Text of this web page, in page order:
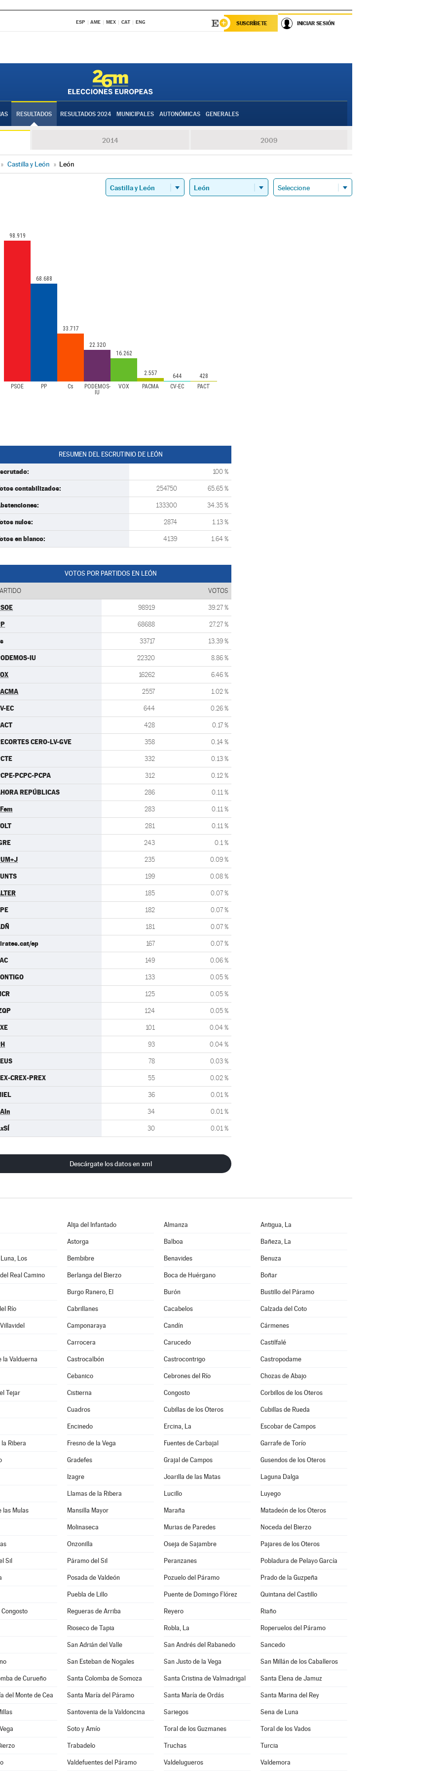
ESP AME MEX CAT ENG SUSCRÍBETE INICIAR SESIÓN
RESULTADOS RESULTADOS 2024 MUNICIPALES AUTONÓMICAS GENERALES
2014 2009
» Castilla y León » León
PSOE PP Cs
PODEMOS-
IU
VOX PACMA CV-EC PACT
98.919
68.688
33.717
22.320
16.262
2.557 644 428
RESUMEN DEL ESCRUTINIO DE LEÓN
100 %
contabilizados: 254750 65.65 %
133300 34.35 %
nulos: 2874 1.13 %
en blanco: 4139 1.64 %
VOTOS POR PARTIDOS EN LEÓN
VOTOS
98919 39.27 %
68688 27.27 %
33717 13.39 %
IU 22320 8.86 %
16262 6.46 %
2557 1.02 %
EC 644 0.26 %
428 0.17 %
CERO-LV-GVE 358 0.14 %
332 0.13 %
PCPC-PCPA 312 0.12 %
REPÚBLICAS 286 0.11 %
283 0.11 %
281 0.11 %
243 0.1 %
235 0.09 %
199 0.08 %
185 0.07 %
182 0.07 %
181 0.07 %
ep 167 0.07 %
149 0.06 %
133 0.05 %
125 0.05 %
124 0.05 %
101 0.04 %
93 0.04 %
78 0.03 %
CREX-PREX 55 0.02 %
36 0.01 %
34 0.01 %
30 0.01 %
Descárgate los datos en xml
Alija del Infantado Almanza Antigua, La
Astorga Balboa Bañeza, La
Los Bembibre Benavides Benuza
Real Camino Berlanga del Bierzo Boca de Huérgano Boñar
Burgo Ranero, El Burón Bustillo del Páramo
Río Cabrillanes Cacabelos Calzada del Coto
Camponaraya Candín Cármenes
Carrocera Carucedo Castilfalé
la Valduerna Castrocalbón Castrocontrigo Castropodame
Cebanico Cebrones del Río Chozas de Abajo
Tejar Cistierna Congosto Corbillos de los Oteros
Cuadros Cubillas de los Oteros Cubillas de Rueda
Encinedo Ercina, La Escobar de Campos
la Ribera Fresno de la Vega Fuentes de Carbajal Garrafe de Torío
Gradefes Grajal de Campos Gusendos de los Oteros
Izagre Joarilla de las Matas Laguna Dalga
Llamas de la Ribera Lucillo Luyego
las Mulas Mansilla Mayor Maraña Matadeón de los Oteros
Molinaseca Murias de Paredes Noceda del Bierzo
Onzonilla Oseja de Sajambre Pajares de los Oteros
Sil Páramo del Sil Peranzanes Pobladura de Pelayo García
Posada de Valdeón Pozuelo del Páramo Prado de la Guzpeña
Puebla de Lillo Puente de Domingo Flórez Quintana del Castillo
Regueras de Arriba Reyero Riaño
Rioseco de Tapia Robla, La Roperuelos del Páramo
San Adrián del Valle San Andrés del Rabanedo Sancedo
San Esteban de Nogales San Justo de la Vega San Millán de los Caballeros
de Curueño Santa Colomba de Somoza Santa Cristina de Valmadrigal Santa Elena de Jamuz
del Monte de Cea Santa María del Páramo Santa María de Ordás Santa Marina del Rey
Santovenia de la Valdoncina Sariegos Sena de Luna
Soto y Amío Toral de los Guzmanes Toral de los Vados
Trabadelo Truchas Turcia
Valdefuentes del Páramo Valdelugueros Valdemora